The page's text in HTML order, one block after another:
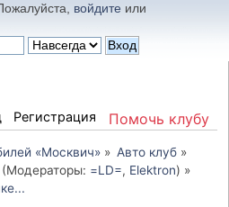
войдите или
Помочь клубу
Регистрация
«Москвич» » Авто клуб»
(Модераторы: =LD=, Elektron) »